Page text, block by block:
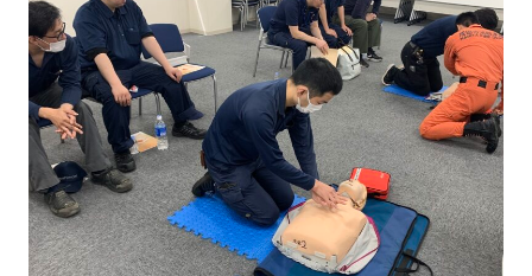
プライバシーポリシー
お問い合わせはこちら